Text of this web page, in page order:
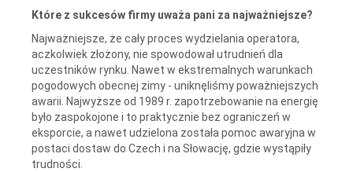
Które z sukcesów firmy uważa pani za najważniejsze?
Najważniejsze, że cały proces wydzielania operatora,
aczkolwiek złożony, nie spowodował utrudnień dla
uczestników rynku. Nawet w ekstremalnych warunkach
pogodowych obecnej zimy - uniknęliśmy poważniejszych
awarii. Najwyższe od 1989 r. zapotrzebowanie na energię
było zaspokojone i to praktycznie bez ograniczeń w
eksporcie, a nawet udzielona została pomoc awaryjna w
postaci dostaw do Czech i na Słowację, gdzie wystąpiły
trudności.